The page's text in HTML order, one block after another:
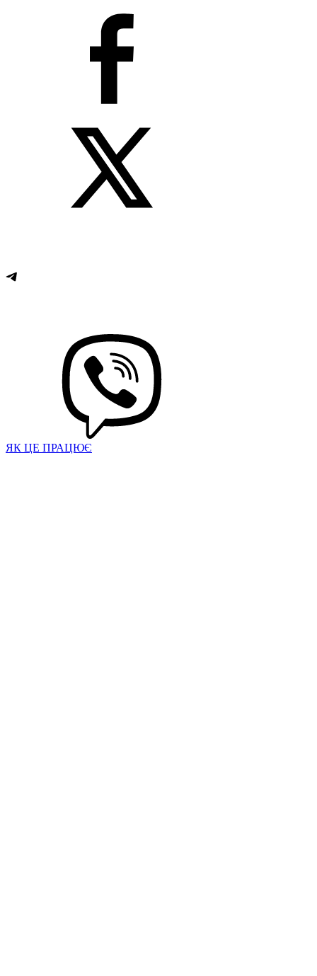
ЯК ЦЕ ПРАЦЮЄ